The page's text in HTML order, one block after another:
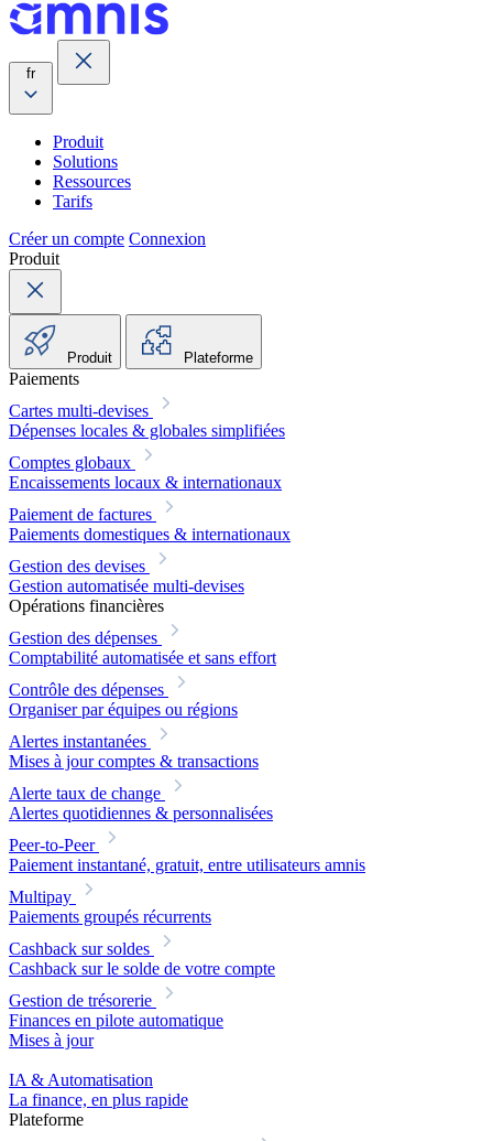
fr
Produit
Solutions
Ressources
Tarifs
Créer un compte Connexion
Produit
Produit Plateforme
Paiements
Cartes multi-devises
Dépenses locales & globales simplifiées
Comptes globaux
Encaissements locaux & internationaux
Paiement de factures
Paiements domestiques & internationaux
Gestion des devises
Gestion automatisée multi-devises
Opérations financières
Gestion des dépenses
Comptabilité automatisée et sans effort
Contrôle des dépenses
Organiser par équipes ou régions
Alertes instantanées
Mises à jour comptes & transactions
Alerte taux de change
Alertes quotidiennes & personnalisées
Peer-to-Peer
Paiement instantané, gratuit, entre utilisateurs amnis
Multipay
Paiements groupés récurrents
Cashback sur soldes
Cashback sur le solde de votre compte
Gestion de trésorerie
Finances en pilote automatique
Mises à jour
IA & Automatisation
La finance, en plus rapide
Plateforme